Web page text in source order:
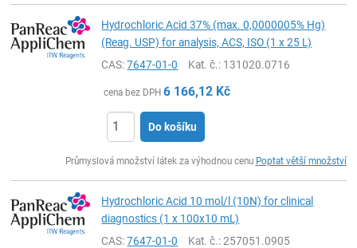
Hydrochloric Acid 37% (max. 0,0000005% Hg)
(Reag. USP) for analysis, ACS, ISO (1 x 25 L)
CAS:7647-01-0 Kat. č.: 131020.0716
cena bez DPH 6 166,12 Kč
Do košíku
Průmyslová množství látek za výhodnou cenu Poptat větší množství
Hydrochloric Acid 10 mol/l (10N) for clinical
diagnostics (1 x 100x10 mL)
CAS:7647-01-0 Kat. č.: 257051.0905